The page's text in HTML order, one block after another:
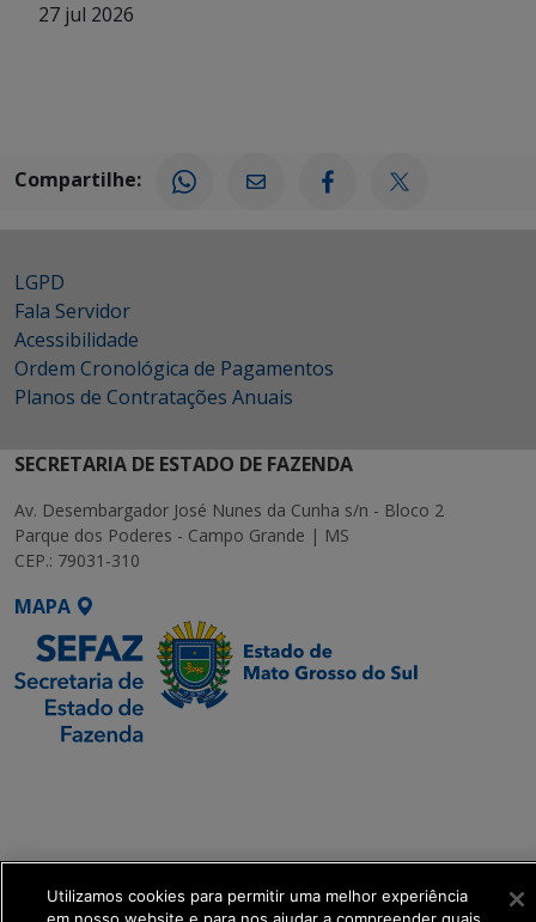
27 jul 2026
Compartilhe:
LGPD
Fala Servidor
Acessibilidade
Ordem Cronológica de Pagamentos
Planos de Contratações Anuais
SECRETARIA DE ESTADO DE FAZENDA
Av. Desembargador José Nunes da Cunha s/n - Bloco 2
Parque dos Poderes - Campo Grande | MS
CEP.: 79031-310
MAPA
get_footer();
Utilizamos cookies para permitir uma melhor experiência